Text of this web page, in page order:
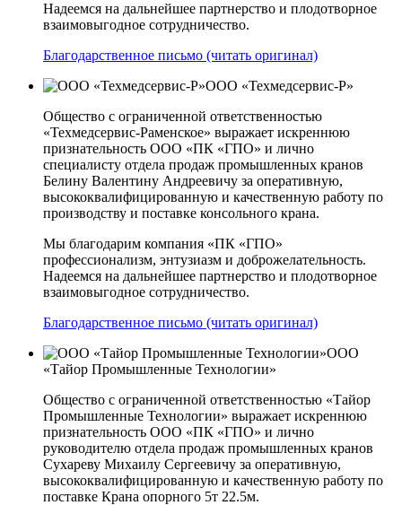
Надеемся на дальнейшее партнерство и плодотворное
взаимовыгодное сотрудничество.
Благодарственное письмо (читать оригинал)
ООО «Техмедсервис-Р»
Общество с ограниченной ответственностью
«Техмедсервис-Раменское» выражает искреннюю
признательность ООО «ПК «ГПО» и лично
специалисту отдела продаж промышленных кранов
Белину Валентину Андреевичу за оперативную,
высококвалифицированную и качественную работу по
производству и поставке консольного крана.
Мы благодарим компания «ПК «ГПО»
профессионализм, энтузиазм и доброжелательность.
Надеемся на дальнейшее партнерство и плодотворное
взаимовыгодное сотрудничество.
Благодарственное письмо (читать оригинал)
ООО
«Тайор Промышленные Технологии»
Общество с ограниченной ответственностью «Тайор
Промышленные Технологии» выражает искреннюю
признательность ООО «ПК «ГПО» и лично
руководителю отдела продаж промышленных кранов
Сухареву Михаилу Сергеевичу за оперативную,
высококвалифицированную и качественную работу по
поставке Крана опорного 5т 22.5м.